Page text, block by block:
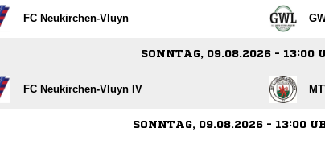
FC Neukirchen-Vluyn
SONNTAG, 09.08.2026 - 13:00
FC Neukirchen-Vluyn IV
SONNTAG, 09.08.2026 - 13:00